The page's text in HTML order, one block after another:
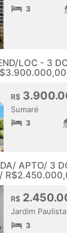
3
LOC - 3
R$
Sumaré
3
APTO/ 3
R$
Jardim Paulista
3